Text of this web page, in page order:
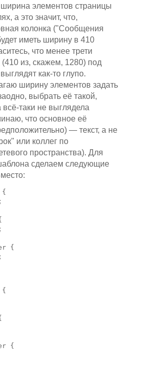
элементов страницы
а это значит, что,
колонка ("Сообщения
иметь ширину в 410
что менее трети
из, скажем, 1280) под
как-то глупо.
ширину элементов задать
выбрать её такой,
всё-таки не выглядела
что основное её
— текст, а не
или коллег по
пространства). Для
сделаем следующие
{
{
{
{